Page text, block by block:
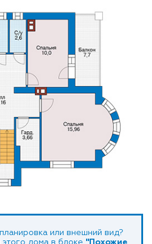
или внешний вид?